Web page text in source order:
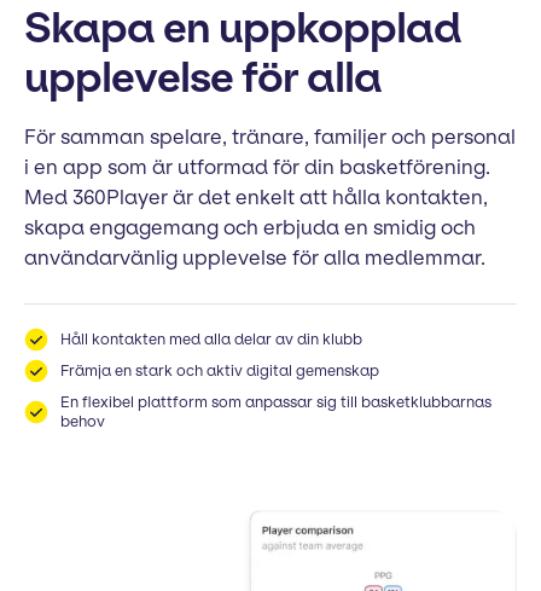
Skapa en uppkopplad
upplevelse för alla
För samman spelare, tränare, familjer och personal
i en app som är utformad för din basketförening.
Med 360Player är det enkelt att hålla kontakten,
skapa engagemang och erbjuda en smidig och
användarvänlig upplevelse för alla medlemmar.
Håll kontakten med alla delar av din klubb
Främja en stark och aktiv digital gemenskap
En flexibel plattform som anpassar sig till basketklubbarnas
behov